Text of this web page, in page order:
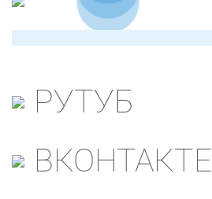
РУТУБ
ВКОНТАКТЕ